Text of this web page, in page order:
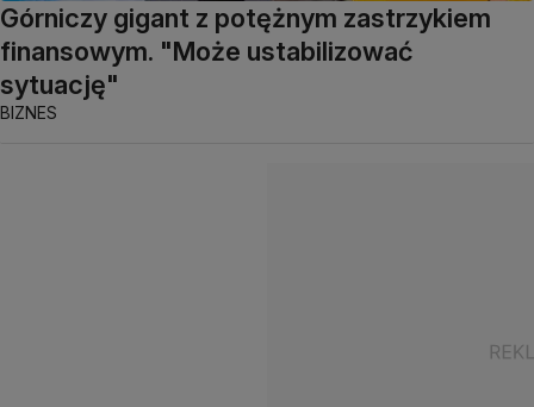
Górniczy gigant z potężnym zastrzykiem
finansowym. "Może ustabilizować
sytuację"
BIZNES